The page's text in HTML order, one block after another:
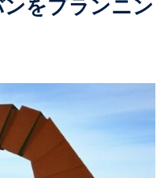
をプランニン